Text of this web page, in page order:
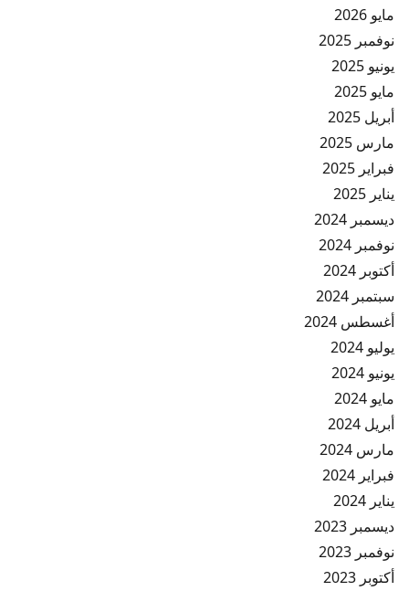
مايو 2026
نوفمبر 2025
يونيو 2025
مايو 2025
أبريل 2025
مارس 2025
فبراير 2025
يناير 2025
ديسمبر 2024
نوفمبر 2024
أكتوبر 2024
سبتمبر 2024
أغسطس 2024
يوليو 2024
يونيو 2024
مايو 2024
أبريل 2024
مارس 2024
فبراير 2024
يناير 2024
ديسمبر 2023
نوفمبر 2023
أكتوبر 2023